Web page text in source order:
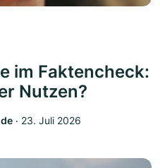
im Faktencheck:
Nutzen?
‧ 23. Juli 2026